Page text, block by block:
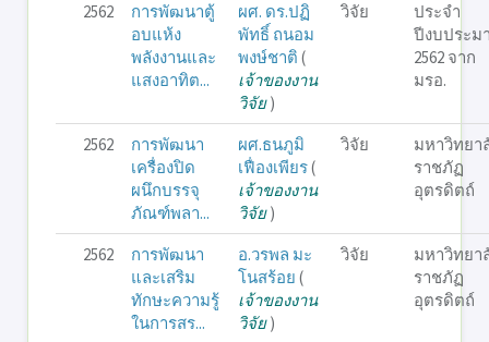
2562
การพัฒนาตู้
อบแห้ง
พลังงานและ
แสงอาทิต...
ผศ. ดร.ปฏิ
พัทธิ์ ถนอม
พงษ์ชาติ (
เจ้าของงาน
วิจัย)
วิจัย
ประจำ
ปีงบประ
2562 จาก
มรอ.
2562
การพัฒนา
เครื่องปิด
ผนึกบรรจุ
ภัณฑ์พลา...
ผศ.ธนภูมิ
เฟื่องเพียร(
เจ้าของงาน
วิจัย)
วิจัย
มหาวิทยา
ราชภัฏ
อุตรดิตถ์
2562
การพัฒนา
และเสริม
ทักษะความรู้
ในการสร...
อ.วรพล มะ
โนสร้อย (
เจ้าของงาน
วิจัย)
วิจัย
มหาวิทยา
ราชภัฏ
อุตรดิตถ์